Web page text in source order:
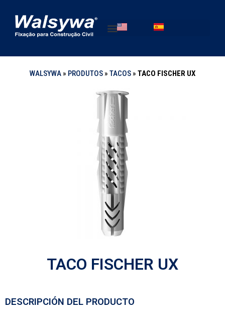
WALSYWA» PRODUTOS» TACOS» TACO FISCHER UX
TACO FISCHER UX
DESCRIPCIÓN DEL PRODUCTO